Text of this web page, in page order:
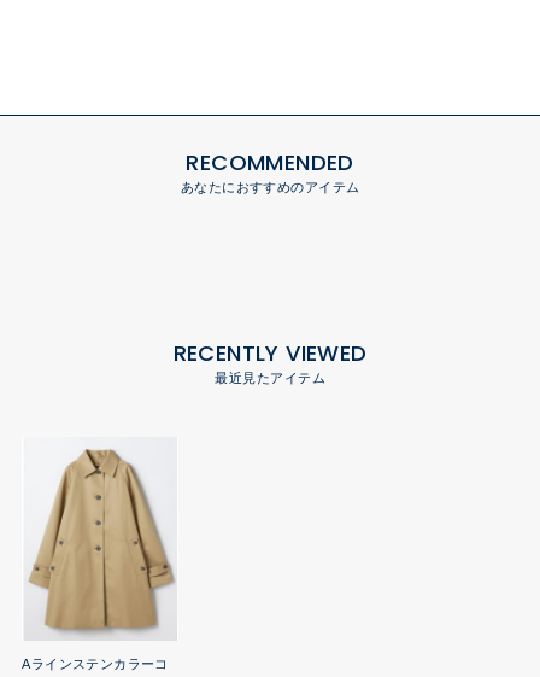
RECOMMENDED
あなたにおすすめのアイテム
RECENTLY VIEWED
最近見たアイテム
Aラインステンカラーコ